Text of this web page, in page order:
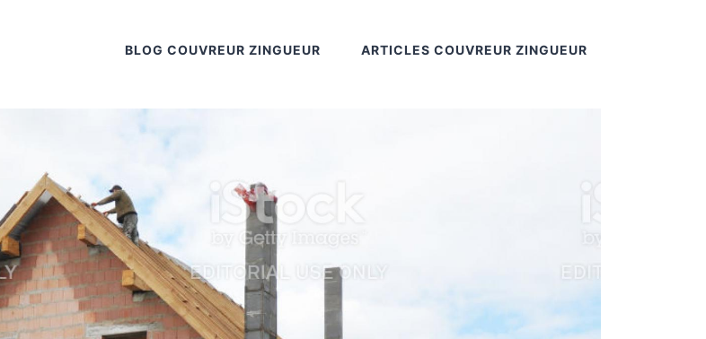
BLOG COUVREUR ZINGUEUR ARTICLES COUVREUR ZINGUEUR